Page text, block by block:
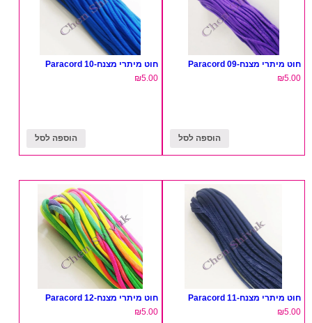
חוט מיתרי מצנח-09 Paracord
₪5.00
הוספה לסל
חוט מיתרי מצנח-10 Paracord
₪5.00
הוספה לסל
חוט מיתרי מצנח-11 Paracord
₪5.00
חוט מיתרי מצנח-12 Paracord
₪5.00